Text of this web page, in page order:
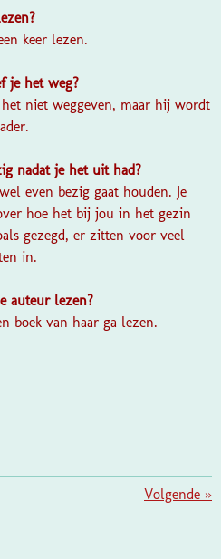
keer lezen.
je het weg?
niet weggeven, maar hij wordt
nadat je het uit had?
even bezig gaat houden. Je
hoe het bij jou in het gezin
gezegd, er zitten voor veel
in.
auteur lezen?
boek van haar ga lezen.
Volgende »